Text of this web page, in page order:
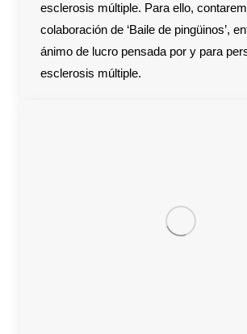
esclerosis múltiple. Para ello,
colaboración de ‘Baile de pingüinos’,
ánimo de lucro pensada por y para
esclerosis múltiple.